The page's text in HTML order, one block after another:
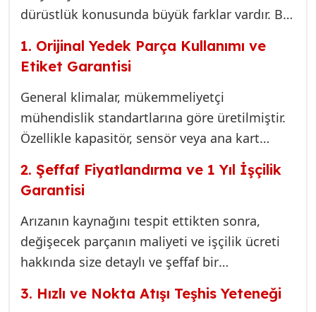
dürüstlük konusunda büyük farklar vardır. Biz,
kompresör sorununun doğru teşhisi ve kalıcı
çözümü için aşağıdaki hizmet politikalarını
garanti ediyoruz:
1. Orijinal Yedek Parça Kullanımı ve
Etiket Garantisi
General klimalar, mükemmeliyetçi
mühendislik standartlarına göre üretilmiştir.
Özellikle kapasitör, sensör veya ana kart
rölesi gibi kritik parçaların muadilleri,
klimanızın verimini düşürür ve ömrünü
kısaltır. Biz, her zaman General’in önerdiği
veya birebir uyumlu orijinal eşdeğer parçaları
kullanırız. Bu, klimanızın fabrika çıkışı
performansına dönmesini sağlar.
2. Şeffaf Fiyatlandırma ve 1 Yıl İşçilik
Garantisi
Arızanın kaynağını tespit ettikten sonra,
değişecek parçanın maliyeti ve işçilik ücreti
hakkında size detaylı ve şeffaf bir
hiçbir işleme başlanmaz. Yaptığımız işçiliğe
3. Hızlı ve Nokta Atışı Teşhis Yeteneği